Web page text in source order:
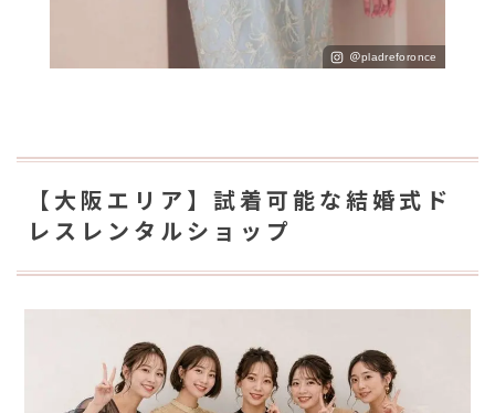
＠pladreforonce
【大阪エリア】試着可能な結婚式ド
レスレンタルショップ